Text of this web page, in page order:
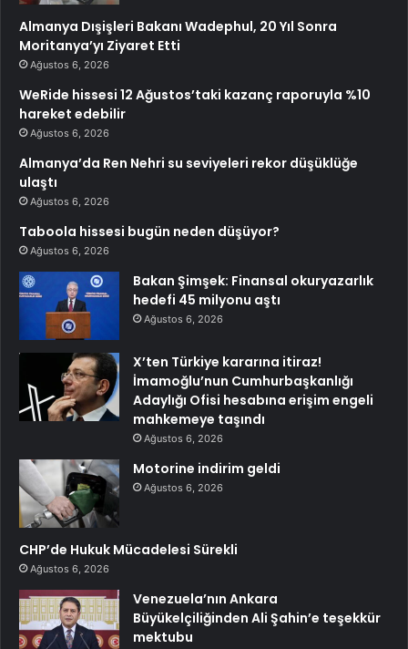
Almanya Dışişleri Bakanı Wadephul, 20 Yıl Sonra
Moritanya’yı Ziyaret Etti
Ağustos 6, 2026
WeRide hissesi 12 Ağustos’taki kazanç raporuyla %10
hareket edebilir
Ağustos 6, 2026
Almanya’da Ren Nehri su seviyeleri rekor düşüklüğe
ulaştı
Ağustos 6, 2026
Taboola hissesi bugün neden düşüyor?
Ağustos 6, 2026
Bakan Şimşek: Finansal okuryazarlık
hedefi 45 milyonu aştı
Ağustos 6, 2026
X’ten Türkiye kararına itiraz!
İmamoğlu’nun Cumhurbaşkanlığı
Adaylığı Ofisi hesabına erişim engeli
mahkemeye taşındı
Ağustos 6, 2026
Motorine indirim geldi
Ağustos 6, 2026
CHP’de Hukuk Mücadelesi Sürekli
Ağustos 6, 2026
Venezuela’nın Ankara
Büyükelçiliğinden Ali Şahin’e teşekkür
mektubu